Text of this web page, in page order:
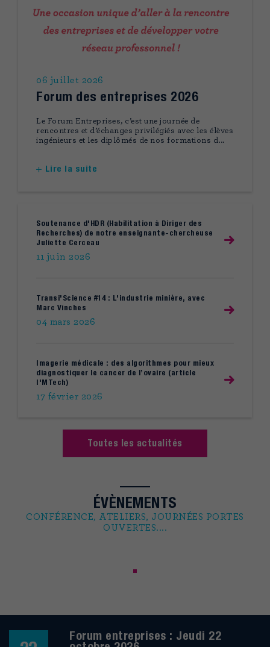
06 juillet 2026
Forum des entreprises 2026
Le Forum Entreprises, c’est une journée de
rencontres et d’échanges privilégiés avec les élèves
ingénieurs et les diplômés de nos formations d...
Lire la suite
Soutenance d'HDR (Habilitation à Diriger des
Recherches) de notre enseignante-chercheuse
Juliette Cerceau
11 juin 2026
Transi'Science #14 : L'industrie minière, avec
Marc Vinches
04 mars 2026
Imagerie médicale : des algorithmes pour mieux
diagnostiquer le cancer de l’ovaire (article
I'MTech)
17 février 2026
Toutes les actualités
ÉVÈNEMENTS
CONFÉRENCE, ATELIERS, JOURNÉES PORTES
OUVERTES....
Forum entreprises : Jeudi 22